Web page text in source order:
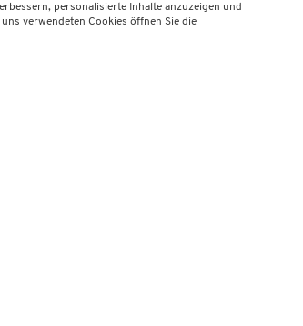
personalisierte Inhalte anzuzeigen und
verwendeten Cookies öffnen Sie die